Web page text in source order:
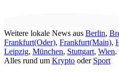
Weitere lokale News aus Berlin,
Frankfurt(Oder), Frankfurt(Main),
Leipzig, München, Stuttgart, Wien.
Alles rund um Krypto oder Sport